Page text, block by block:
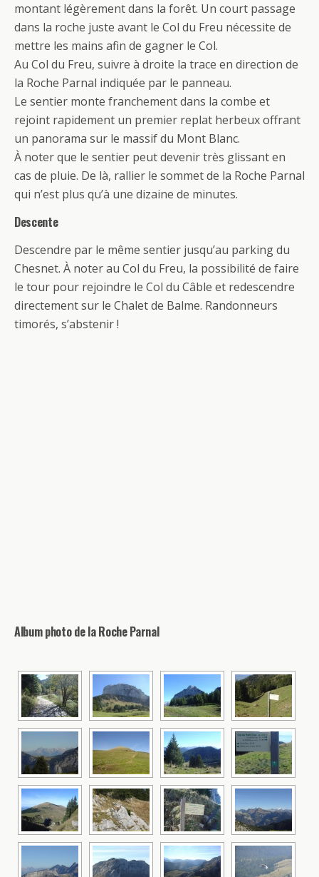
montant légèrement dans la forêt. Un court passage
dans la roche juste avant le Col du Freu nécessite de
mettre les mains afin de gagner le Col.
Au Col du Freu, suivre à droite la trace en direction de
la Roche Parnal indiquée par le panneau.
Le sentier monte franchement dans la combe et
rejoint rapidement un premier replat herbeux offrant
un panorama sur le massif du Mont Blanc.
À noter que le sentier peut devenir très glissant en
cas de pluie. De là, rallier le sommet de la Roche Parnal
qui n’est plus qu’à une dizaine de minutes.
Descente
Descendre par le même sentier jusqu’au parking du
Chesnet. À noter au Col du Freu, la possibilité de faire
le tour pour rejoindre le Col du Câble et redescendre
directement sur le Chalet de Balme. Randonneurs
timorés, s’abstenir !
Album photo de la Roche Parnal